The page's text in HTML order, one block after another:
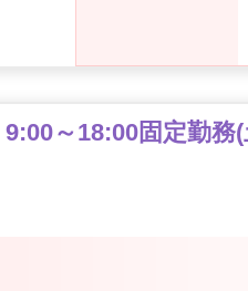
9:00～18:00固定勤